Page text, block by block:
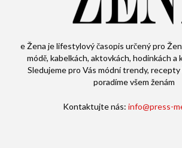
e Žena je lifestylový časopis určený pro
módě, kabelkách, aktovkách, hodinkách a
Sledujeme pro Vás módní trendy,
poradíme všem ženám
Kontaktujte nás: info@press-